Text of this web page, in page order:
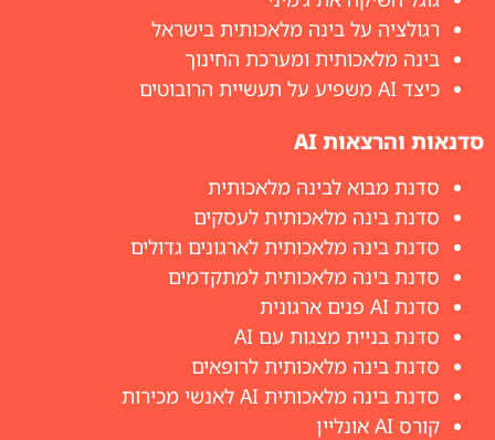
רגולציה על בינה מלאכותית בישראל
בינה מלאכותית ומערכת החינוך
כיצד AI משפיע על תעשיית הרובוטים
סדנאות והרצאות AI
סדנת מבוא לבינה מלאכותית
סדנת בינה מלאכותית לעסקים
סדנת בינה מלאכותית לארגונים גדולים
סדנת בינה מלאכותית למתקדמים
סדנת AI פנים ארגונית
סדנת בניית מצגות עם AI
סדנת בינה מלאכותית לרופאים
סדנת בינה מלאכותית AI לאנשי מכירות
קורס AI אונליין